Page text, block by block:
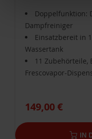
Doppelfunktion:
Dampfreiniger
Einsatzbereit in
Wassertank
11 Zubehörteile,
Frescovapor-
149,00 €
IN